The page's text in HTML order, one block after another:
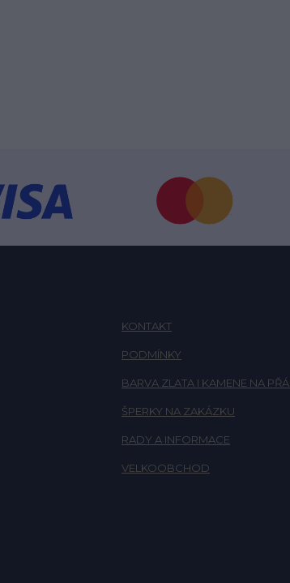
KONTAKT
PODMÍNKY
BARVA ZLATA I KAMENE NA
ŠPERKY NA ZAKÁZKU
RADY A INFORMACE
VELKOOBCHOD